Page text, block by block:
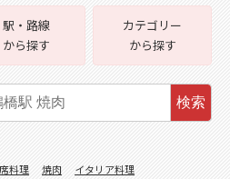
駅・路線
から探す
カテゴリー
から探す
検索
料理 焼肉
イタリア料理